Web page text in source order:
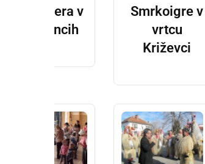
Premiera v
Radencih
Smrkoigre v
vrtcu
Križevci